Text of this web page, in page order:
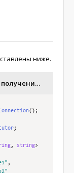
ниже.
Пример запуска бизнес-процесса c получением исходящих параметров
();
;
, string>
,